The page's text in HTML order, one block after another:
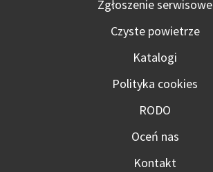
Zgłoszenie serwisowe
Czyste powietrze
Katalogi
Polityka cookies
RODO
Oceń nas
Kontakt